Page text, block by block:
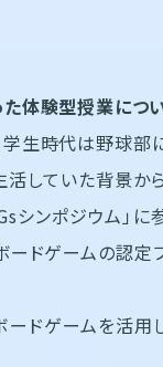
た体験型授業につ
生時代は野球部に
していた背景か
ンポジウム」に
ードゲームの認定
ドゲームを活用